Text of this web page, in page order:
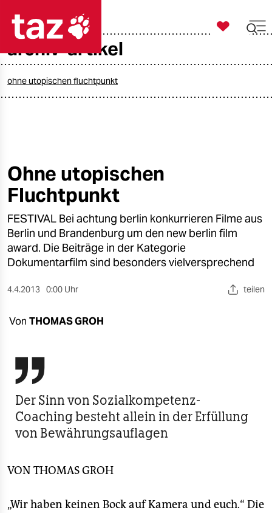
taz zahl ich
öko
gesellschaft
kultur
sport
wahrheit
verlag
verlag
veranstaltungen
unterstützen
abo

taz zahl ich
archiv-artikel
ohne utopischen fluchtpunkt
Ohne utopischen
Fluchtpunkt
FESTIVAL Bei achtung berlin konkurrieren Filme aus
Berlin und Brandenburg um den new berlin film
award. Die Beiträge in der Kategorie
Dokumentarfilm sind besonders vielversprechend
4.4.2013 0:00 Uhr teilen
Von THOMAS GROH

Der Sinn von Sozialkompetenz-
Coaching besteht allein in der Erfüllung
von Bewährungsauflagen
VON THOMAS GROH
„Wir haben keinen Bock auf Kamera und euch.“ Die